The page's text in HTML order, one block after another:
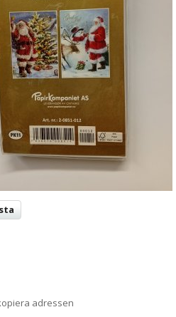
adressen